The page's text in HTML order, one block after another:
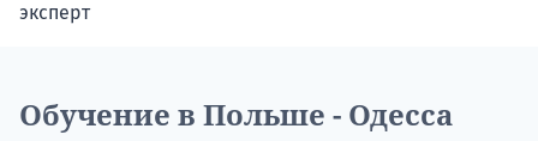
эксперт
Обучение в Польше - Одесса